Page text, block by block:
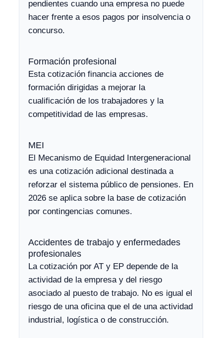
pendientes cuando una empresa no puede
hacer frente a esos pagos por insolvencia o
concurso.
Formación profesional
Esta cotización financia acciones de
formación dirigidas a mejorar la
cualificación de los trabajadores y la
competitividad de las empresas.
MEI
El Mecanismo de Equidad Intergeneracional
es una cotización adicional destinada a
reforzar el sistema público de pensiones. En
2026 se aplica sobre la base de cotización
por contingencias comunes.
Accidentes de trabajo y enfermedades
profesionales
La cotización por AT y EP depende de la
actividad de la empresa y del riesgo
asociado al puesto de trabajo. No es igual el
riesgo de una oficina que el de una actividad
industrial, logística o de construcción.